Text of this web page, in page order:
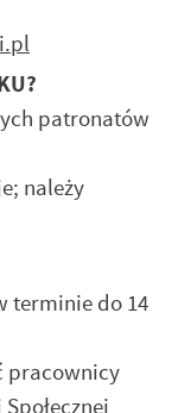
patronatów
należy
terminie do 14
pracownicy